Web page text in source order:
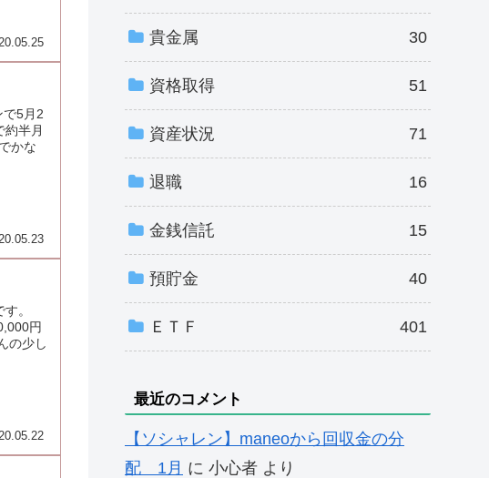
で5月2
約半月
かな
。
円
の少し
貴金属 30
資格取得 51
資産状況 71
退職 16
金銭信託 15
預貯金 40
ＥＴＦ 401
最近のコメント
【ソシャレン】maneoから回収金の分
配 1月 に 小心者 より